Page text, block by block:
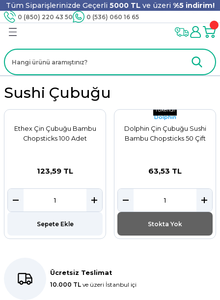
Tüm Siparişlerinizde Geçerli 5000 TLve üzeri %5 indirim!
0 (850) 220 43 50 0 (536) 060 16 65
Geri Dön
Geri Dön
Ürünleri
Geri Dön
Geri Dön
Tahta Karıştırıcı
Geri Dön
Kapları
Geri Dön
Geri Dön
Geri Dön
Sushi Çubuğu
Ethex Çin Çubuğu Bambu
Chopsticks 100 Adet
123,59 TL
Sepete Ekle
Tükendi
Dolphin
Dolphin Çin Çubuğu Sushi
Bambu Chopsticks 50 Çift
63,53 TL
Stokta Yok
Ücretsiz Teslimat
10.000 TL ve üzeri İstanbul içi